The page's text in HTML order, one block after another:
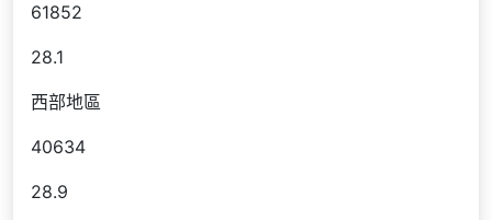
61852
28.1
西部地區
40634
28.9